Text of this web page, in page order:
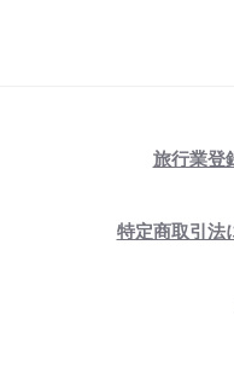
旅行業登
特定商取引法